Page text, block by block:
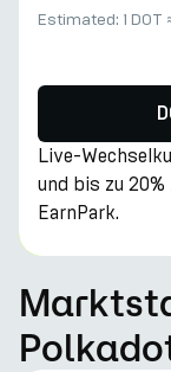
Estimated: 1 DOT
Live-
und bis zu
EarnPark.